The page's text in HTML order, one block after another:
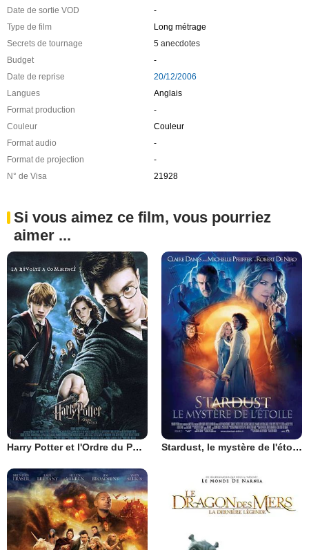
Date de sortie VOD
-
Type de film
Long métrage
Secrets de tournage
5 anecdotes
Budget
-
Date de reprise
20/12/2006
Langues
Anglais
Format production
-
Couleur
Couleur
Format audio
-
Format de projection
-
N° de Visa
21928
Si vous aimez ce film, vous pourriez
aimer ...
Harry Potter et l'Ordre du Phénix Stardust, le mystère de l'étoile